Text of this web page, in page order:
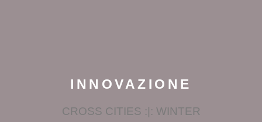
INNOVAZIONE
CROSS CITIES :|: WINTER